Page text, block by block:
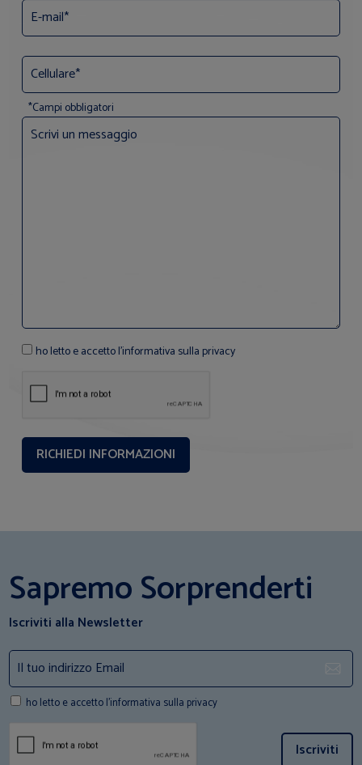
*Campi obbligatori
ho letto e accetto l'informativa sulla privacy
Sapremo Sorprenderti
Iscriviti alla Newsletter
ho letto e accetto l'informativa sulla privacy
Iscriviti